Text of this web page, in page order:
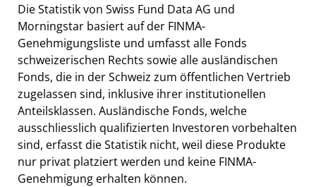
Die Statistik von Swiss Fund Data AG und
Morningstar basiert auf der FINMA-
Genehmigungsliste und umfasst alle Fonds
schweizerischen Rechts sowie alle ausländischen
Fonds, die in der Schweiz zum öffentlichen Vertrieb
zugelassen sind, inklusive ihrer institutionellen
Anteilsklassen. Ausländische Fonds, welche
ausschliesslich qualifizierten Investoren vorbehalten
sind, erfasst die Statistik nicht, weil diese Produkte
nur privat platziert werden und keine FINMA-
Genehmigung erhalten können.